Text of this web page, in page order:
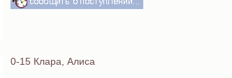
0-15 Клара, Алиса